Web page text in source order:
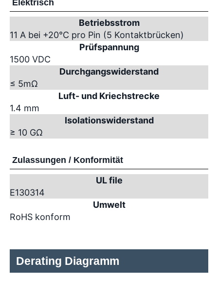
Elektrisch
Betriebsstrom
11 A bei +20°C pro Pin (5 Kontaktbrücken)
Prüfspannung
1500 VDC
Durchgangswiderstand
≤ 5mΩ
Luft- und Kriechstrecke
1.4 mm
Isolationswiderstand
≥ 10 GΩ
Zulassungen / Konformität
UL file
E130314
Umwelt
RoHS konform
Derating Diagramm